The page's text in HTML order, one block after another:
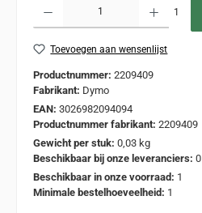
1
Toevoegen aan wensenlijst
Productnummer: 2209409
Fabrikant: Dymo
EAN: 3026982094094
Productnummer fabrikant: 2209409
Gewicht per stuk: 0,03 kg
Beschikbaar bij onze leveranciers: 0
Beschikbaar in onze voorraad: 1
Minimale bestelhoeveelheid: 1